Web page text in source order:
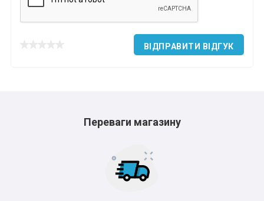
ВІДПРАВИТИ ВІДГУК
Переваги магазину